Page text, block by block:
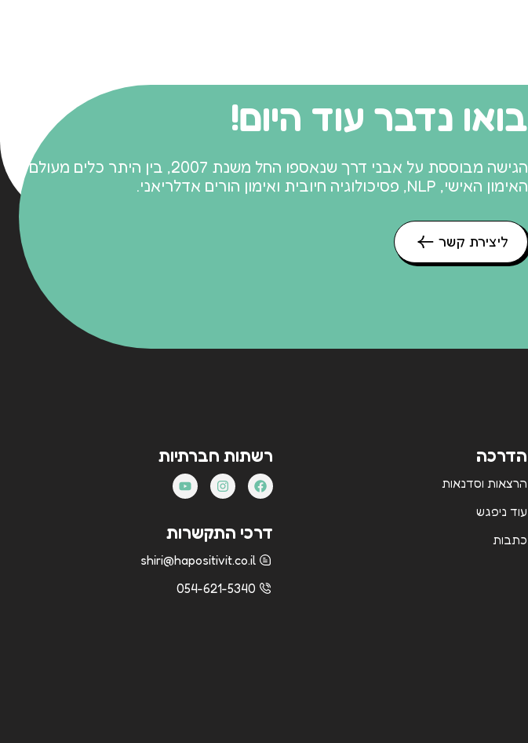
בואו נדבר עוד היום!
הגישה מבוססת על אבני דרך שנאספו החל משנת 2007, בין היתר כלים מעולם
האימון האישי, NLP, פסיכולוגיה חיובית ואימון הורים אדלריאני.
ליצירת קשר
הדרכה
הרצאות וסדנאות
עוד ניפגש
כתבות
רשתות חברתיות
דרכי התקשרות
shiri@hapositivit.co.il
054-621-5340